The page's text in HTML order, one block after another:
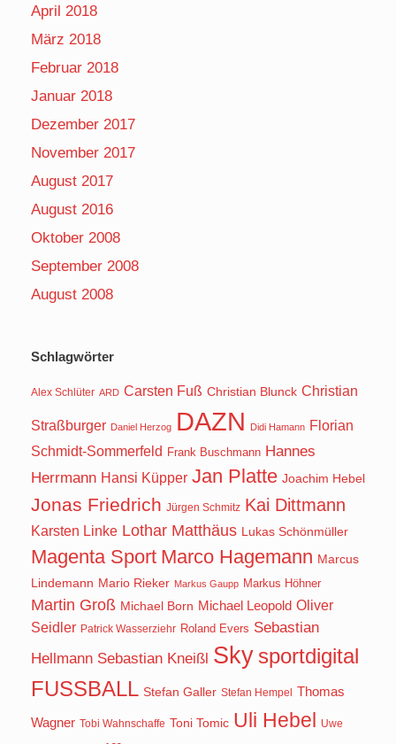
April 2018
März 2018
Februar 2018
Januar 2018
Dezember 2017
November 2017
August 2017
August 2016
Oktober 2008
September 2008
August 2008
Schlagwörter
Alex Schlüter ARD Carsten Fuß Christian Blunck Christian
Straßburger Daniel Herzog DAZN Didi Hamann Florian
Schmidt-Sommerfeld Frank Buschmann Hannes
Herrmann Hansi Küpper Jan Platte Joachim Hebel
Jonas Friedrich Jürgen Schmitz Kai Dittmann
Karsten Linke Lothar Matthäus Lukas Schönmüller
Magenta Sport Marco Hagemann Marcus
Lindemann Mario Rieker Markus Gaupp Markus Höhner
Martin Groß Michael Born Michael Leopold Oliver
Seidler Patrick Wasserziehr Roland Evers Sebastian
Hellmann Sebastian Kneißl Sky sportdigital
FUSSBALL Stefan Galler Stefan Hempel Thomas
Wagner Tobi Wahnschaffe Toni Tomic Uli Hebel Uwe